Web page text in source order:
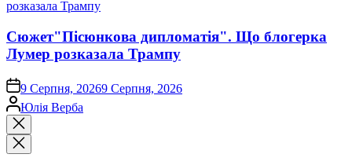
Сюжет"Пісюнкова дипломатія". Що блогерка
Лумер розказала Трампу
on9 Серпня, 20269 Серпня, 2026
Опубліковано
Юлія Верба
Закрити
пошук